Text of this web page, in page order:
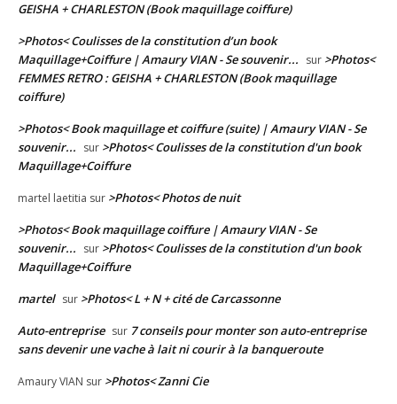
GEISHA + CHARLESTON (Book maquillage coiffure)
>Photos< Coulisses de la constitution d’un book
Maquillage+Coiffure | Amaury VIAN - Se souvenir... sur >Photos<
FEMMES RETRO : GEISHA + CHARLESTON (Book maquillage
coiffure)
>Photos< Book maquillage et coiffure (suite) | Amaury VIAN - Se
souvenir... sur >Photos< Coulisses de la constitution d'un book
Maquillage+Coiffure
martel laetitia sur >Photos< Photos de nuit
>Photos< Book maquillage coiffure | Amaury VIAN - Se
souvenir... sur >Photos< Coulisses de la constitution d'un book
Maquillage+Coiffure
martel sur >Photos< L + N + cité de Carcassonne
Auto-entreprise sur 7 conseils pour monter son auto-entreprise
sans devenir une vache à lait ni courir à la banqueroute
Amaury VIAN sur >Photos< Zanni Cie